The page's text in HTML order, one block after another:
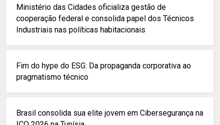
Ministério das Cidades oficializa gestão de
cooperação federal e consolida papel dos Técnicos
Industriais nas políticas habitacionais
Fim do hype do ESG: Da propaganda corporativa ao
pragmatismo técnico
Brasil consolida sua elite jovem em Cibersegurança na